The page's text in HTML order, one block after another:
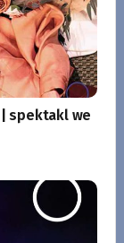
spektakl we